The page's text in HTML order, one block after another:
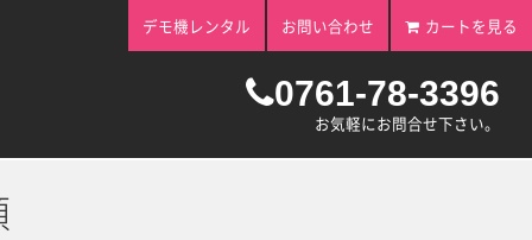
デモ機レンタル お問い合わせ カートを見る
0761-78-3396
お気軽にお問合せ下さい。